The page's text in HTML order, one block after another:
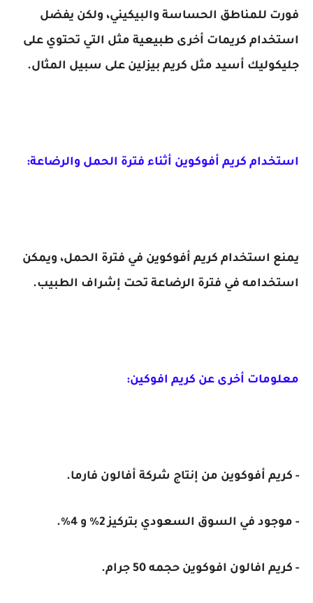
فورت للمناطق الحساسة والبيكيني، ولكن يفضل
استخدام كريمات أخرى طبيعية مثل التي تحتوي على
جليكوليك أسيد مثل كريم بيزلين على سبيل المثال.
استخدام كريم أفوكوين أثناء فترة الحمل والرضاعة:
يمنع استخدام كريم أفوكوين في فترة الحمل، ويمكن
استخدامه في فترة الرضاعة تحت إشراف الطبيب.
معلومات أخرى عن كريم افوكين:
- كريم أفوكوين من إنتاج شركة أفالون فارما.
- موجود في السوق السعودي بتركيز 2% و 4%.
- كريم افالون افوكوين حجمه 50 جرام.